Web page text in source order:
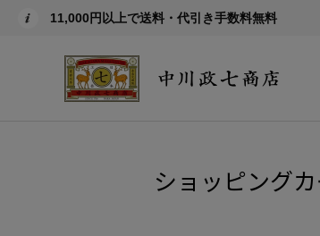
11,000円以上で送料・代引き手数料無料
ショッピング